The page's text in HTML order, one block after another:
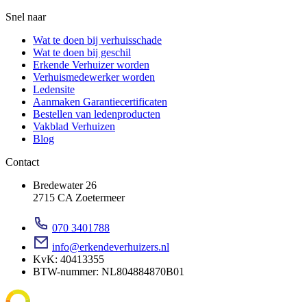
Snel naar
Wat te doen bij verhuisschade
Wat te doen bij geschil
Erkende Verhuizer worden
Verhuismedewerker worden
Ledensite
Aanmaken Garantiecertificaten
Bestellen van ledenproducten
Vakblad Verhuizen
Blog
Contact
Bredewater 26
2715 CA Zoetermeer
070 3401788
info@erkendeverhuizers.nl
KvK: 40413355
BTW-nummer: NL804884870B01